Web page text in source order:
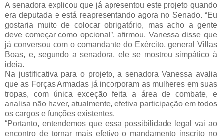
A senadora explicou que já apresentou este projeto quando
era deputada e está reapresentando agora no Senado. “Eu
gostaria muito de colocar obrigatório, mas acho a gente
deve começar como opcional”, afirmou. Vanessa disse que
já conversou com o comandante do Exército, general Villas
Boas, e, segundo a senadora, ele se mostrou simpático à
ideia.
Na justificativa para o projeto, a senadora Vanessa avalia
que as Forças Armadas já incorporam as mulheres em suas
tropas, com única exceção feita a área de combate, e
analisa não haver, atualmente, efetiva participação em todos
os cargos e funções existentes.
“Portanto, entendemos que essa possibilidade legal vai ao
encontro de tornar mais efetivo o mandamento inscrito no